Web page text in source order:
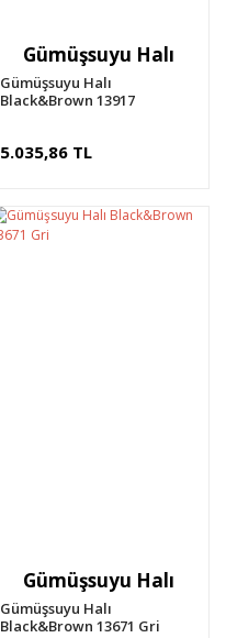
Gümüşsuyu Halı
Gümüşsuyu Halı
Black&Brown 13917
5.035,86 TL
Gümüşsuyu Halı
Gümüşsuyu Halı
Black&Brown 13671 Gri